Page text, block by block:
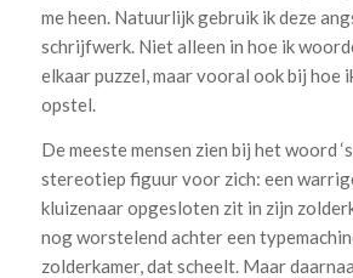
me heen. Natuurlijk gebruik ik deze
schrijfwerk. Niet alleen in hoe ik
elkaar puzzel, maar vooral ook bij hoe
opstel.
De meeste mensen zien bij het woord
stereotiep figuur voor zich: een
kluizenaar opgesloten zit in zijn
nog worstelend achter een
zolderkamer, dat scheelt. Maar